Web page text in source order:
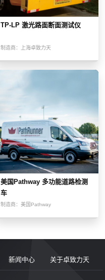
TP-LP 激光路面断面测试仪
制造商： 上海卓致力天
美国Pathway 多功能道路检测
车
制造商： 美国Pathway
新闻中心 关于卓致力天